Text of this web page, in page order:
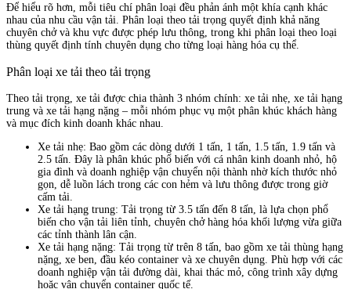
Để hiểu rõ hơn, mỗi tiêu chí phân loại đều phản ánh một khía cạnh khác
nhau của nhu cầu vận tải. Phân loại theo tải trọng quyết định khả năng
chuyên chở và khu vực được phép lưu thông, trong khi phân loại theo loại
thùng quyết định tính chuyên dụng cho từng loại hàng hóa cụ thể.
Phân loại xe tải theo tải trọng
Theo tải trọng, xe tải được chia thành 3 nhóm chính: xe tải nhẹ, xe tải hạng
trung và xe tải hạng nặng – mỗi nhóm phục vụ một phân khúc khách hàng
và mục đích kinh doanh khác nhau.
Xe tải nhẹ: Bao gồm các dòng dưới 1 tấn, 1 tấn, 1.5 tấn, 1.9 tấn và
2.5 tấn. Đây là phân khúc phổ biến với cá nhân kinh doanh nhỏ, hộ
gia đình và doanh nghiệp vận chuyển nội thành nhờ kích thước nhỏ
gọn, dễ luồn lách trong các con hẻm và lưu thông được trong giờ
cấm tải.
Xe tải hạng trung: Tải trọng từ 3.5 tấn đến 8 tấn, là lựa chọn phổ
biến cho vận tải liên tỉnh, chuyên chở hàng hóa khối lượng vừa giữa
các tỉnh thành lân cận.
Xe tải hạng nặng: Tải trọng từ trên 8 tấn, bao gồm xe tải thùng hạng
nặng, xe ben, đầu kéo container và xe chuyên dụng. Phù hợp với các
doanh nghiệp vận tải đường dài, khai thác mỏ, công trình xây dựng
hoặc vận chuyển container quốc tế.